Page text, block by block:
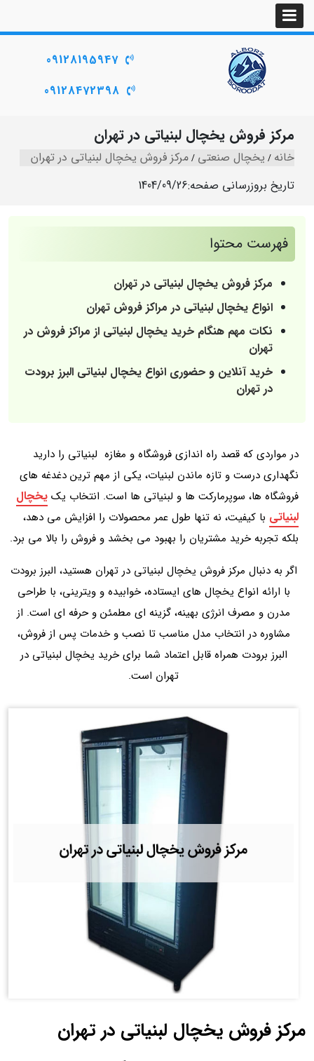
09128195947
09128472398
مرکز فروش یخچال لبنیاتی در تهران
خانه یخچال صنعتی مرکز فروش یخچال لبنیاتی در تهران
تاریخ بروزرسانی صفحه:1404/09/26
فهرست محتوا
مرکز فروش یخچال لبنیاتی در تهران
انواع یخچال لبنیاتی در مراکز فروش تهران
نکات مهم هنگام خرید یخچال لبنیاتی از مراکز فروش در
تهران
خرید آنلاین و حضوری انواع یخچال لبنیاتی البرز برودت
در تهران
در مواردی که قصد راه اندازی فروشگاه و مغازه لبنیاتی را دارید
نگهداری درست و تازه ماندن لبنیات، یکی از مهم‌ ترین دغدغه‌ های
فروشگاه‌ ها، سوپرمارکت‌ ها و لبنیاتی‌ ها است. انتخاب یک یخچال
لبنیاتی با کیفیت، نه تنها طول عمر محصولات را افزایش می‌ دهد،
بلکه تجربه خرید مشتریان را بهبود می‌ بخشد و فروش را بالا می‌ برد.
اگر به دنبال مرکز فروش یخچال لبنیاتی در تهران هستید، البرز برودت
با ارائه انواع یخچال‌ های ایستاده، خوابیده و ویترینی، با طراحی
مدرن و مصرف انرژی بهینه، گزینه‌ ای مطمئن و حرفه‌ ای است. از
مشاوره در انتخاب مدل مناسب تا نصب و خدمات پس از فروش،
البرز برودت همراه قابل اعتماد شما برای خرید یخچال لبنیاتی در
تهران است.
مرکز فروش یخچال لبنیاتی در تهران